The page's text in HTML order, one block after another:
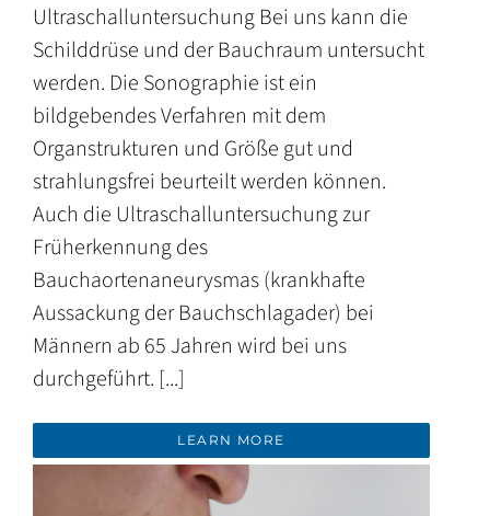
Ultraschalluntersuchung Bei uns kann die
Schilddrüse und der Bauchraum untersucht
werden. Die Sonographie ist ein
bildgebendes Verfahren mit dem
Organstrukturen und Größe gut und
strahlungsfrei beurteilt werden können.
Auch die Ultraschalluntersuchung zur
Früherkennung des
Bauchaortenaneurysmas (krankhafte
Aussackung der Bauchschlagader) bei
Männern ab 65 Jahren wird bei uns
durchgeführt. [...]
LEARN MORE